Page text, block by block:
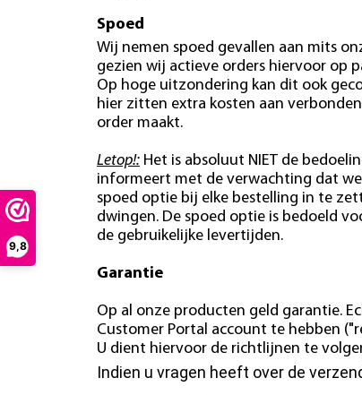
9,8
Spoed
Wij nemen spoed gevallen aan mits
gezien wij actieve orders hiervoor op
Op hoge uitzondering kan dit ook
hier zitten extra kosten aan
order maakt.
Letop!: Het is absoluut NIET de
informeert met de verwachting dat we
spoed optie bij elke bestelling in te
dwingen. De spoed optie is bedoeld
de gebruikelijke levertijden.
Garantie
Op al onze producten geld garantie.
Customer Portal account te hebben
U dient hiervoor de richtlijnen te
Indien u vragen heeft over de